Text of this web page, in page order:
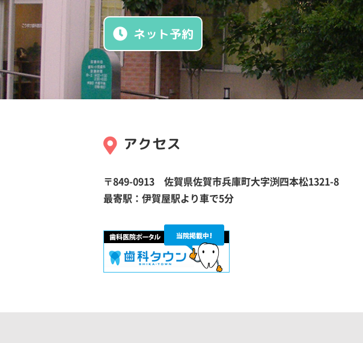
ネット予約
アクセス
〒849-0913 佐賀県佐賀市兵庫町大字渕四本松1321-8
最寄駅：伊賀屋駅より車で5分